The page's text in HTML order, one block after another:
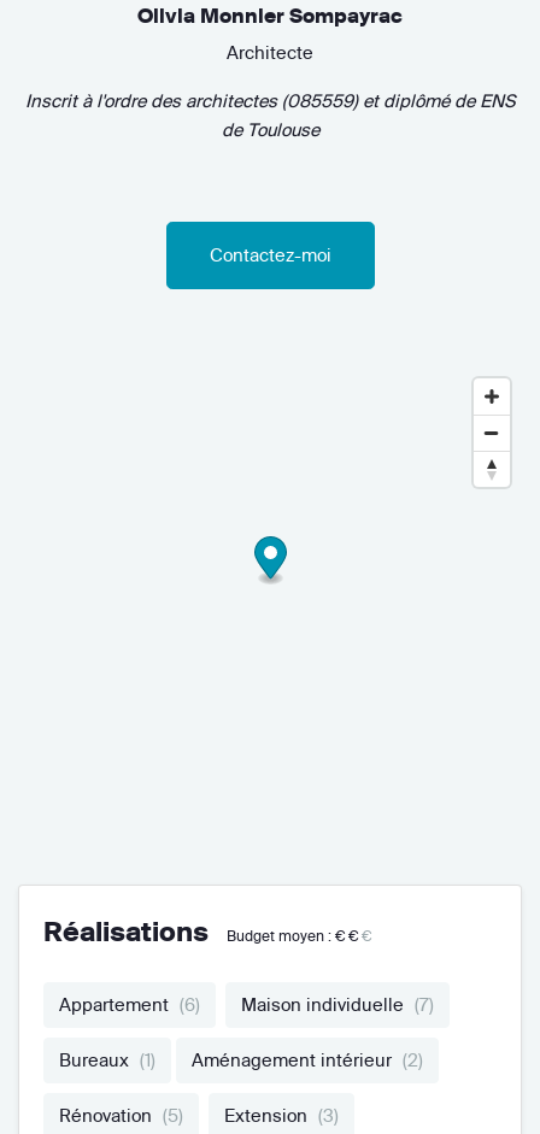
Olivia Monnier Sompayrac
Architecte
Inscrit à l'ordre des architectes (085559) et diplômé deENS
de Toulouse
Contactez-moi
Réalisations Budget moyen : €€€
Appartement (6) Maison individuelle (7)
Bureaux (1) Aménagement intérieur (2)
Rénovation (5) Extension (3)